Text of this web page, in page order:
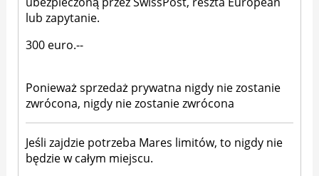
lub zapytanie.
300 euro.--
Ponieważ sprzedaż prywatna nigdy nie zostanie
zwrócona, nigdy nie zostanie zwrócona
Jeśli zajdzie potrzeba Mares limitów, to nigdy nie
będzie w całym miejscu.